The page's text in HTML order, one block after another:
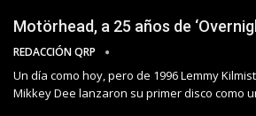
Motörhead, a 25 años de
REDACCIÓN QRP
Un día como hoy, pero de 1996 Lemmy
Mikkey Dee lanzaron su primer disco como